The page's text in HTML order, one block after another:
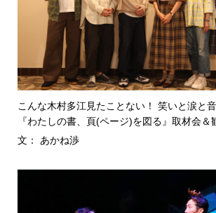
こんな木村多江見たことない！ 笑いと涙と
『わたしの書、頁(ページ)を図る』取材会＆
文： あかね渉